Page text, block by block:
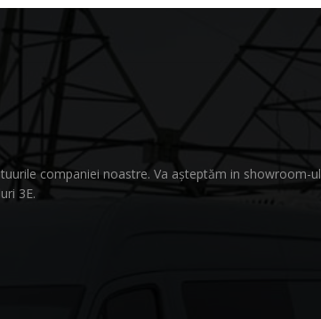
companiei noastre. Va așteptăm in showroom-ul
3E.